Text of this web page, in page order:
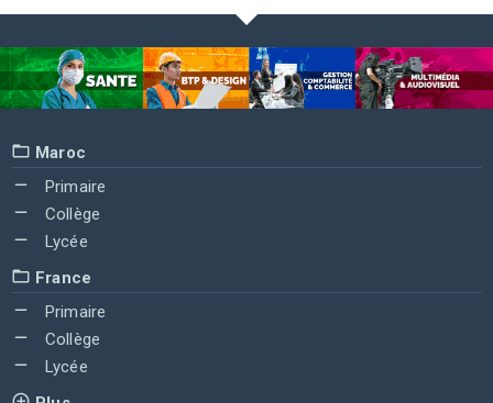
Maroc
Primaire
Collège
Lycée
France
Primaire
Collège
Lycée